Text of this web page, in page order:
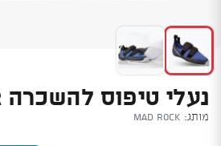
נעלי טיפוס להשכרה BADGER
מותג: Mad Rock